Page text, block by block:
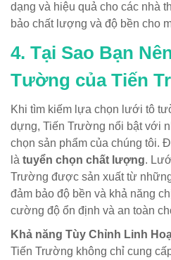
dạng và hiệu quả cho các nhà
bảo chất lượng và độ bền cho
4. Tại Sao Bạn
Tường của Tiến
Khi tìm kiếm lựa chọn lưới tô
dựng, Tiến Trường nổi bật với
chọn sản phẩm của chúng tôi.
là tuyển chọn chất lượng.
Trường được sản xuất từ
đảm bảo độ bền và khả năng
cường độ ổn định và an toàn
Khả năng Tùy Chỉnh Linh
Tiến Trường không chỉ cung